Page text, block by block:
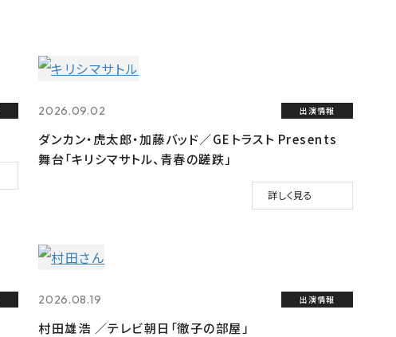
2026.09.02 出演情報
ダンカン・虎太郎・加藤バッド／GEトラスト Presents
舞台「キリシマサトル、青春の蹉跌」
詳しく見る
2026.08.19 出演情報
村田雄浩 ／テレビ朝日「徹子の部屋」